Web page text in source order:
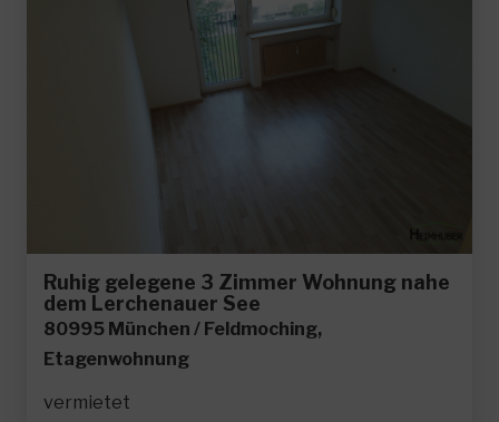
Ruhig gelegene 3 Zimmer Wohnung nahe
dem Lerchenauer See
80995 München / Feldmoching,
Etagenwohnung
vermietet